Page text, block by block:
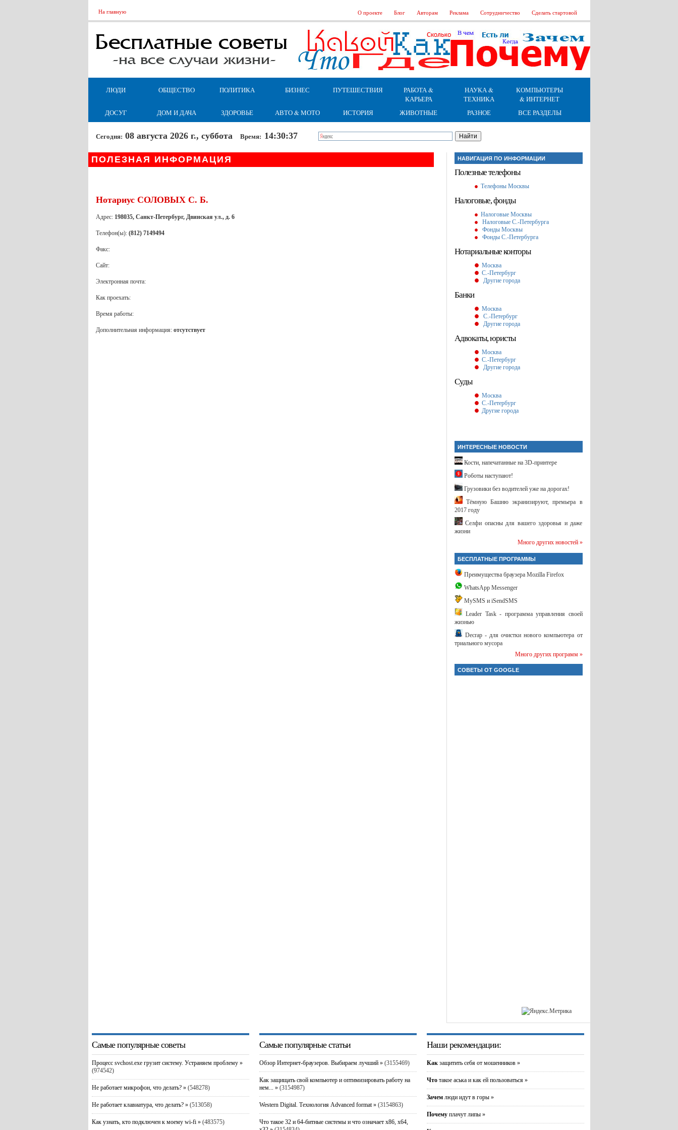
На главную О проекте Блог Авторам Реклама Сотрудничество Сделать стартовой
ЛЮДИ ОБЩЕСТВО ПОЛИТИКА БИЗНЕС ПУТЕШЕСТВИЯ
РАБОТА &
КАРЬЕРА
НАУКА &
ТЕХНИКА
КОМПЬЮТЕРЫ
& ИНТЕРНЕТ
ДОСУГ
ДОМ И ДАЧА ЗДОРОВЬЕ АВТО & МОТО ИСТОРИЯ ЖИВОТНЫЕ РАЗНОЕ ВСЕ РАЗДЕЛЫ
Сегодня: 08 августа 2026 г., суббота Время: 14:30:38
ПОЛЕЗНАЯ ИНФОРМАЦИЯ
Нотариус СОЛОВЫХ С. Б.
Адрес: 198035, Санкт-Петербург, Двинская ул., д. 6
Телефон(ы): (812) 7149494
Факс:
Сайт:
Электронная почта:
Как проехать:
Время работы:
Дополнительная информация: отсутствует
НАВИГАЦИЯ ПО ИНФОРМАЦИИ
Полезные телефоны
Телефоны Москвы
Налоговые, фонды
Налоговые Москвы
Налоговые С.-Петербурга
Фонды Москвы
Фонды С.-Петербурга
Нотариальные конторы
Москва
С.-Петербург
Другие города
Банки
Москва
С.-Петербург
Другие города
Адвокаты, юристы
Москва
С.-Петербург
Другие города
Суды
Москва
С.-Петербург
Другие города
ИНТЕРЕСНЫЕ НОВОСТИ
Кости, напечатанные на 3D-принтере
Роботы наступают!
Грузовики без водителей уже на дорогах!
Тёмную Башню экранизируют, премьера в
2017 году
Селфи опасны для вашего здоровья и даже
жизни
Много других новостей »
БЕСПЛАТНЫЕ ПРОГРАММЫ
Преимущества браузера Mozilla Firefox
WhatsApp Messenger
MySMS и iSendSMS
Leader Task - программа управления своей
жизнью
Decrap - для очистки нового компьютера от
триального мусора
Много других программ »
СОВЕТЫ ОТ GOOGLE
Самые популярные советы
Процесс svchost.exe грузит систему. Устраняем проблему »
(974542)
Не работает микрофон, что делать? » (548278)
Не работает клавиатура, что делать? » (513058)
Как узнать, кто подключен к моему wi-fi » (483575)
Самые популярные статьи
Обзор Интернет-браузеров. Выбираем лучший » (3155469)
Как защищать свой компьютер и оптимизировать работу на
нем... » (3154987)
Western Digital. Технология Advanced format » (3154863)
Что такое 32 и 64-битные системы и что означает x86, x64,
Наши рекомендации:
Как защитить себя от мошенников »
Что такое аська и как ей пользоваться »
Зачем люди идут в горы »
Почему плачут липы »